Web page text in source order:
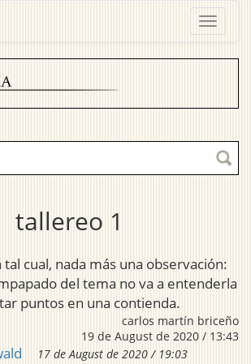
tallereo 1
tal cual, nada más una observación:
del tema no va a entenderla
puntos en una contienda.
carlos martín briceño
19 de August de 2020 / 13:43
17 de August de 2020 / 19:03